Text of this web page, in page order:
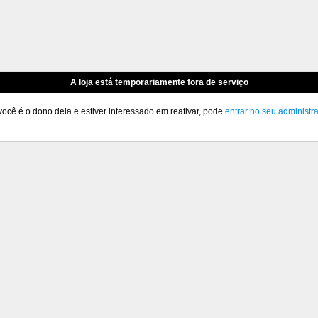
A loja está temporariamente fora de serviço
é o dono dela e estiver interessado em reativar, pode entrar no seu